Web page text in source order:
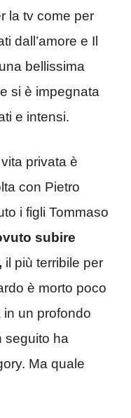
la tv come per
dall’amore e Il
bellissima
si è impegnata
e intensi.
privata è
con Pietro
i figli Tommaso
subire
il più terribile per
è morto poco
un profondo
seguito ha
Ma quale